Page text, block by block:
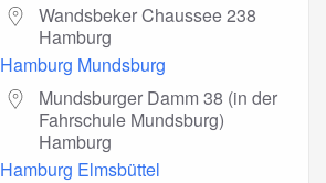
Wandsbeker Chaussee 238
Hamburg
Hamburg Mundsburg
Mundsburger Damm 38 (in der
Fahrschule Mundsburg)
Hamburg
Hamburg Elmsbüttel